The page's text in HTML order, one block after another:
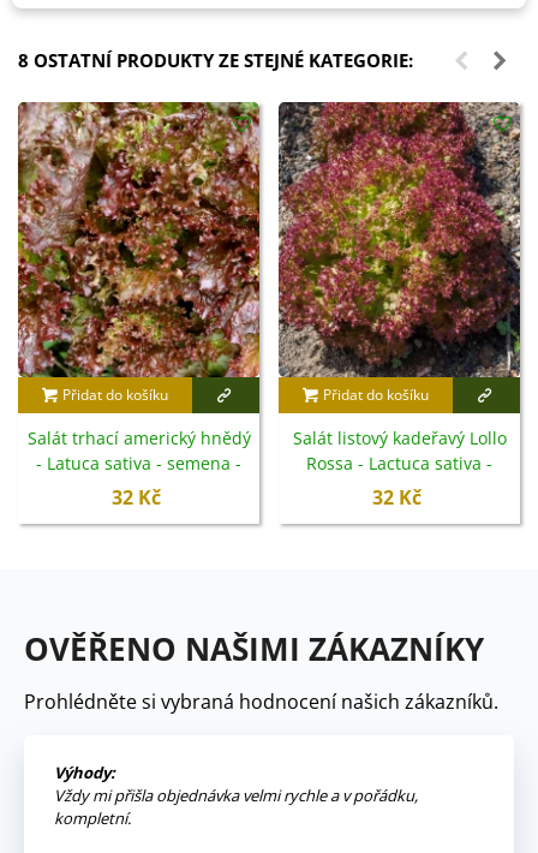
8 OSTATNÍ PRODUKTY ZE STEJNÉ KATEGORIE:
Přidat do košíku
Salát trhací americký hnědý
- Latuca sativa - semena -
450 ks
32 Kč
Přidat do košíku
Salát listový kadeřavý Lollo
Rossa - Lactuca sativa -
semena - 400 ks
32 Kč
OVĚŘENO NAŠIMI ZÁKAZNÍKY
Prohlédněte si vybraná hodnocení našich zákazníků.
Výhody:
Vždy mi přišla objednávka velmi rychle a v pořádku,
kompletní.